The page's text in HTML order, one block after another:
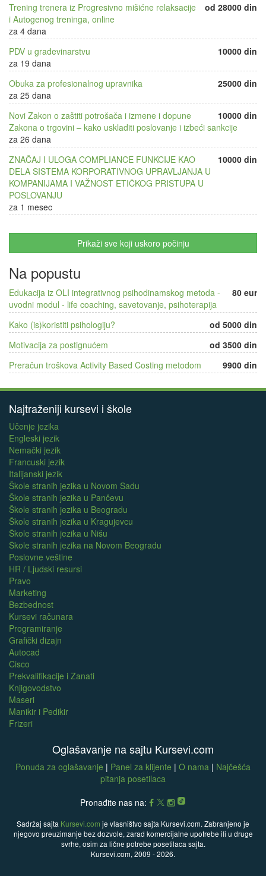
od 28000 din
Trening trenera iz Progresivno mišićne relaksacije
i Autogenog treninga, online
za 4 dana
10000 din
PDV u građevinarstvu
za 19 dana
25000 din
Obuka za profesionalnog upravnika
za 25 dana
10000 din
Novi Zakon o zaštiti potrošača i izmene i dopune
Zakona o trgovini – kako uskladiti poslovanje i izbeći sankcije
za 26 dana
10000 din
ZNAČAJ I ULOGA COMPLIANCE FUNKCIJE KAO
DELA SISTEMA KORPORATIVNOG UPRAVLJANJA U
KOMPANIJAMA I VAŽNOST ETIČKOG PRISTUPA U
POSLOVANJU
za 1 mesec
Prikaži sve koji uskoro počinju
Na popustu
80 eur
Edukacija iz OLI integrativnog psihodinamskog metoda -
uvodni modul - life coaching, savetovanje, psihoterapija
od 5000 din
Kako (is)koristiti psihologiju?
od 3500 din
Motivacija za postignućem
9900 din
Preračun troškova Activity Based Costing metodom
Najtraženiji kursevi i škole
Učenje jezika
Engleski jezik
Nemački jezik
Francuski jezik
Italijanski jezik
Škole stranih jezika u Novom Sadu
Škole stranih jezika u Pančevu
Škole stranih jezika u Beogradu
Škole stranih jezika u Kragujevcu
Škole stranih jezika u Nišu
Škole stranih jezika na Novom Beogradu
Poslovne veštine
HR / Ljudski resursi
Pravo
Marketing
Bezbednost
Kursevi računara
Programiranje
Grafički dizajn
Autocad
Cisco
Prekvalifikacije i Zanati
Knjigovodstvo
Maseri
Manikir i Pedikir
Frizeri
Oglašavanje na sajtu Kursevi.com
Ponuda za oglašavanje | Panel za klijente | O nama | Najčešća
pitanja posetilaca
Pronađite nas na:
Sadržaj sajta Kursevi.com je vlasništvo sajta Kursevi.com. Zabranjeno je
njegovo preuzimanje bez dozvole, zarad komercijalne upotrebe ili u druge
svrhe, osim za lične potrebe posetilaca sajta.
Kursevi.com, 2009 - 2026.